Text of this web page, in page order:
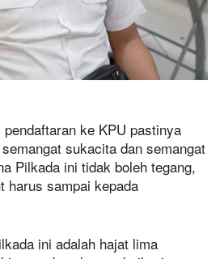
ke KPU pastinya
sukacita dan semangat
Pilkada ini tidak boleh tegang,
harus sampai kepada
ini adalah hajat lima